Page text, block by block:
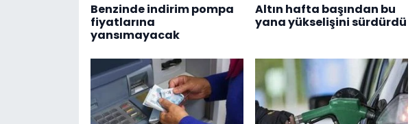
Benzinde indirim pompa
fiyatlarına
yansımayacak
Altın hafta başından bu
yana yükselişini sürdürdü